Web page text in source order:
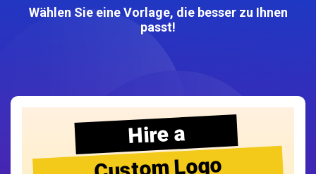
Wählen Sie eine Vorlage, die besser zu Ihnen
passt!
Hire a